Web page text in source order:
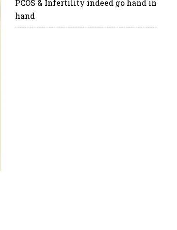
PCOS & Infertility indeed go hand in
hand